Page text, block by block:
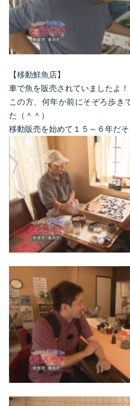
【移動鮮魚店】
車で魚を販売されていましたよ！
この方、何年か前にそぞろ歩き
た（＾＾）
移動販売を始めて１５～６年だそ